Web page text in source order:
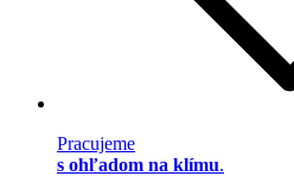
Pracujeme
s ohľadom na klímu.